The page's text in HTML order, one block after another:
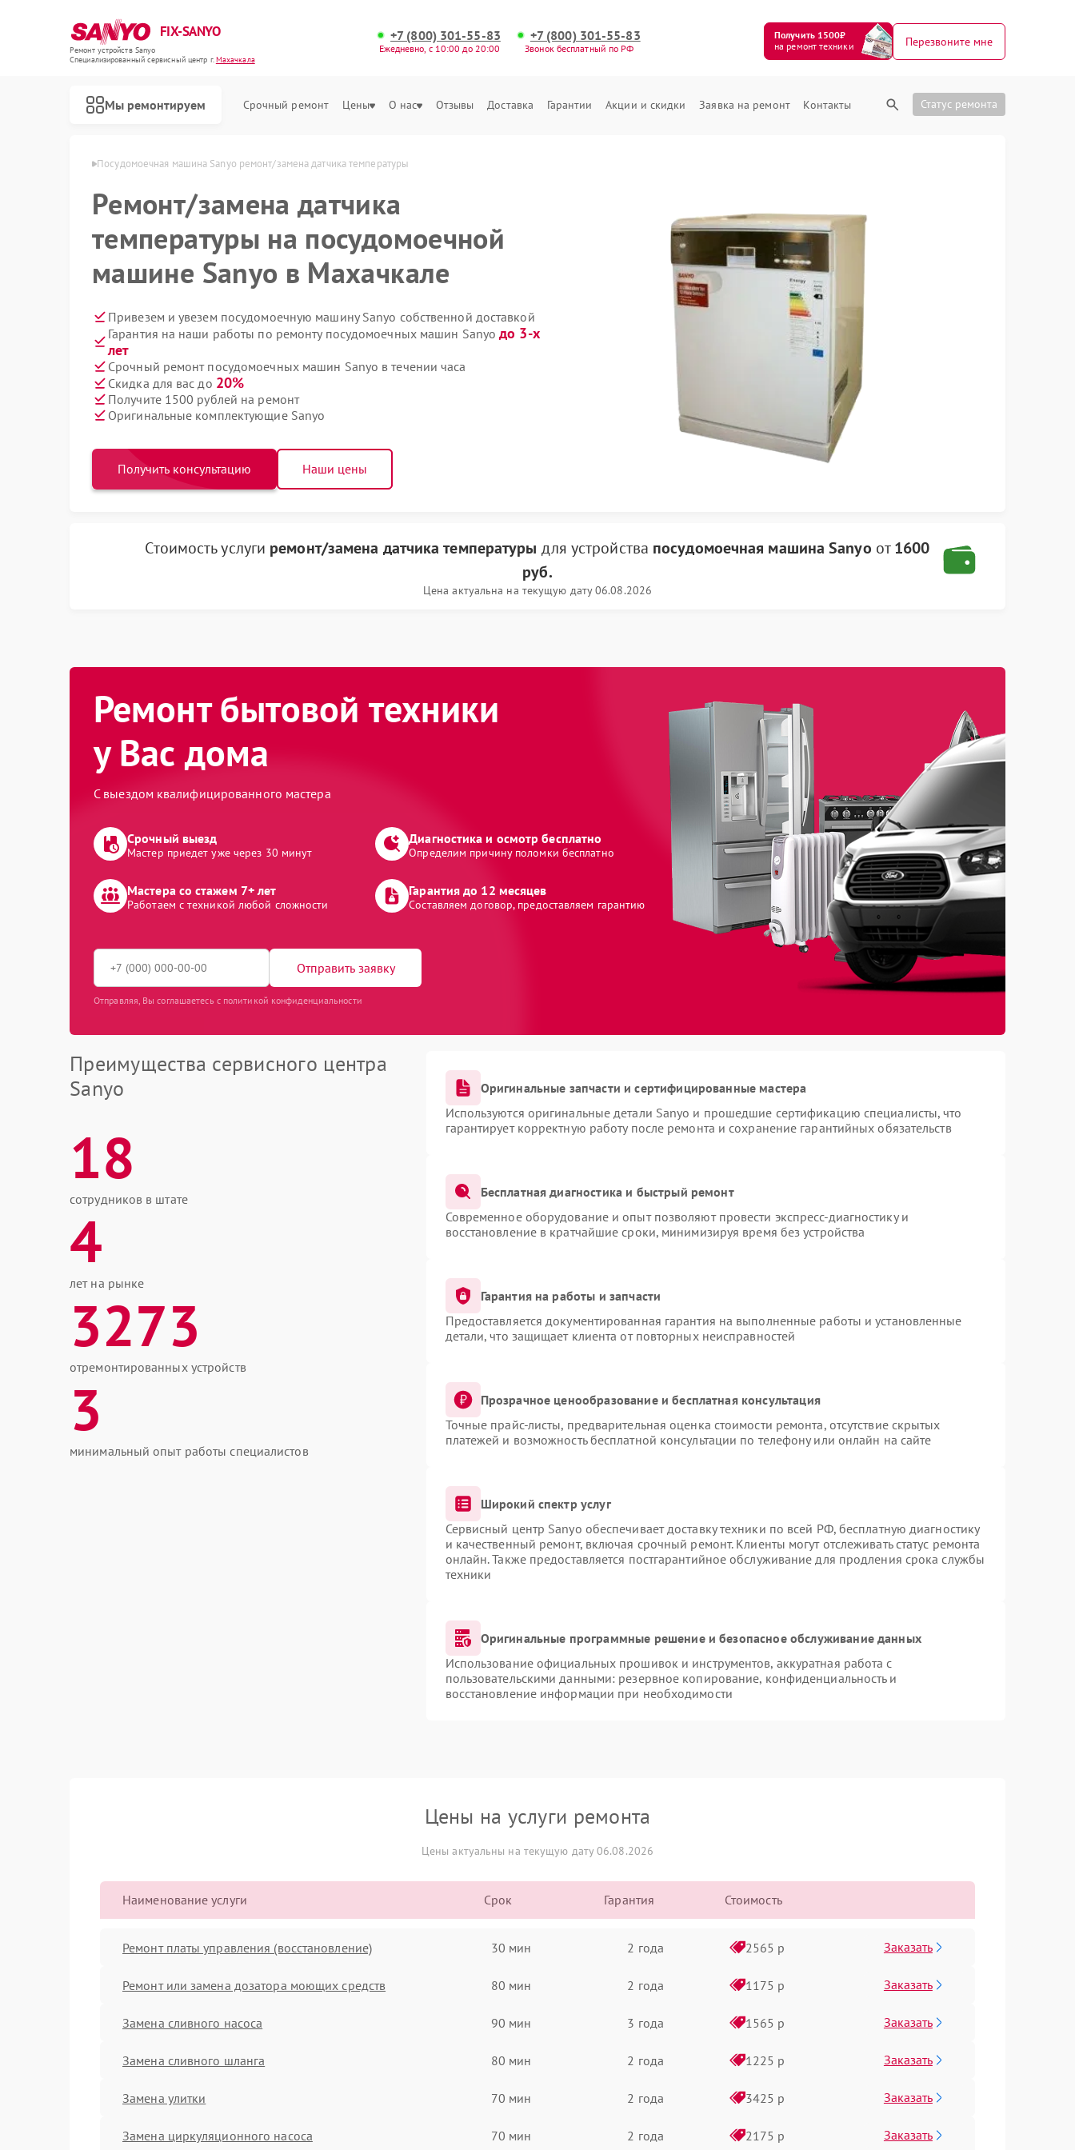
FIX-SANYO
Ремонт устройств Sanyo
Специализированный cервисный центр г.Махачкала
+7 (800) 301-55-83
Ежедневно, с 10:00 до 20:00
+7 (800) 301-55-83
Звонок бесплатный по РФ
Получить 1500₽
на ремонт техники
Перезвоните мне
Мы ремонтируем Срочный ремонт Цены О нас Отзывы Доставка Гарантии Акции и скидки Заявка на ремонт Контакты Статус ремонта
в Махачкале Посудомоечная машина Sanyo ремонт/замена датчика температуры
Ремонт/замена датчика
температуры на посудомоечной
машине Sanyo в Махачкале
Привезем и увезем посудомоечную машину Sanyo собственной доставкой
Гарантия на наши работы по ремонту посудомоечных машин Sanyoдо 3-х
лет
Срочный ремонт посудомоечных машин Sanyo в течении часа
Скидка для вас до 20%
Получите 1500 рублей на ремонт
Оригинальные комплектующие Sanyo
Получить консультацию Наши цены
Стоимость услуги ремонт/замена датчика температуры для устройства посудомоечная машина Sanyo от1600
руб.
Цена актуальна на текущую дату 06.08.2026
Ремонт бытовой техники
у Вас дома
С выездом квалифицированного мастера
Срочный выезд
Мастер приедет уже через 30 минут
Диагностика и осмотр бесплатно
Определим причину поломки бесплатно
Мастера со стажем 7+ лет
Работаем с техникой любой сложности
Гарантия до 12 месяцев
Составляем договор, предоставляем гарантию
Отправить заявку
Отправляя, Вы соглашаетесь с политикой конфиденциальности
Преимущества сервисного центра
Sanyo
18
сотрудников в штате
4
лет на рынке
3273
отремонтированных устройств
3
минимальный опыт работы специалистов
Оригинальные запчасти и сертифицированные мастера
Используются оригинальные детали Sanyo и прошедшие сертификацию специалисты, что
гарантирует корректную работу после ремонта и сохранение гарантийных обязательств
Бесплатная диагностика и быстрый ремонт
Современное оборудование и опыт позволяют провести экспресс-диагностику и
восстановление в кратчайшие сроки, минимизируя время без устройства
Гарантия на работы и запчасти
Предоставляется документированная гарантия на выполненные работы и установленные
детали, что защищает клиента от повторных неисправностей
Прозрачное ценообразование и бесплатная консультация
Точные прайс-листы, предварительная оценка стоимости ремонта, отсутствие скрытых
платежей и возможность бесплатной консультации по телефону или онлайн на сайте
Широкий спектр услуг
Сервисный центр Sanyo обеспечивает доставку техники по всей РФ, бесплатную диагностику
и качественный ремонт, включая срочный ремонт. Клиенты могут отслеживать статус ремонта
онлайн. Также предоставляется постгарантийное обслуживание для продления срока службы
техники
Оригинальные программные решение и безопасное обслуживание данных
Использование официальных прошивок и инструментов, аккуратная работа с
пользовательскими данными: резервное копирование, конфиденциальность и
восстановление информации при необходимости
Цены на услуги ремонта
Цены актуальны на текущую дату 06.08.2026
Наименование услуги Срок Гарантия Стоимость
Ремонт платы управления (восстановление) 30 мин 2 года 2565 р Заказать
Ремонт или замена дозатора моющих средств 80 мин 2 года 1175 р Заказать
Замена сливного насоса 90 мин 3 года 1565 р Заказать
Замена сливного шланга 80 мин 2 года 1225 р Заказать
Замена улитки 70 мин 2 года 3425 р Заказать
Замена циркуляционного насоса 70 мин 2 года 2175 р Заказать